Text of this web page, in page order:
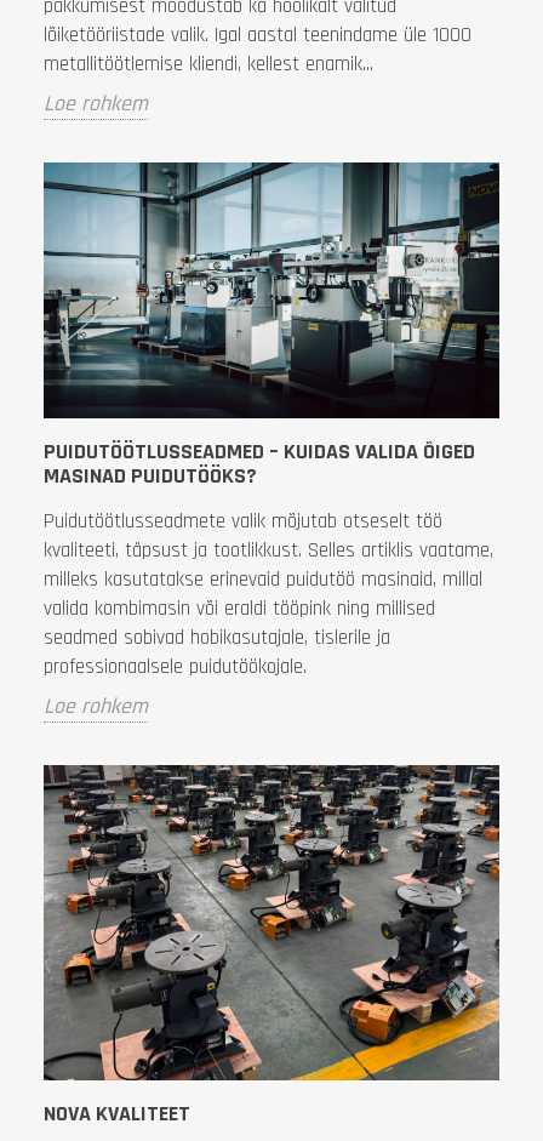
pakkumisest moodustab ka hoolikalt valitud
lõiketööriistade valik. Igal aastal teenindame üle 1000
metallitöötlemise kliendi, kellest enamik...
Loe rohkem
PUIDUTÖÖTLUSSEADMED – KUIDAS VALIDA ÕIGED
MASINAD PUIDUTÖÖKS?
Puidutöötlusseadmete valik mõjutab otseselt töö
kvaliteeti, täpsust ja tootlikkust. Selles artiklis vaatame,
milleks kasutatakse erinevaid puidutöö masinaid, millal
valida kombimasin või eraldi tööpink ning millised
seadmed sobivad hobikasutajale, tislerile ja
professionaalsele puidutöökojale.
Loe rohkem
NOVA KVALITEET